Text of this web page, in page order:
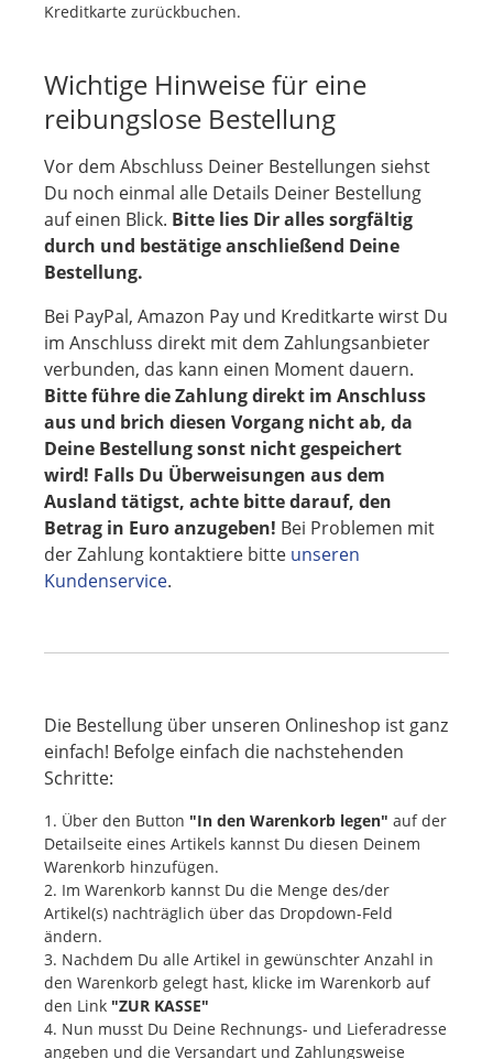
Kreditkarte zurückbuchen.
Wichtige Hinweise für eine
reibungslose Bestellung
Vor dem Abschluss Deiner Bestellungen siehst
Du noch einmal alle Details Deiner Bestellung
auf einen Blick. Bitte lies Dir alles sorgfältig
durch und bestätige anschließend Deine
Bestellung.
Bei PayPal, Amazon Pay und Kreditkarte wirst Du
im Anschluss direkt mit dem Zahlungsanbieter
verbunden, das kann einen Moment dauern.
Bitte führe die Zahlung direkt im Anschluss
aus und brich diesen Vorgang nicht ab, da
Deine Bestellung sonst nicht gespeichert
wird! Falls Du Überweisungen aus dem
Ausland tätigst, achte bitte darauf, den
Betrag in Euro anzugeben! Bei Problemen mit
der Zahlung kontaktiere bitte unseren
Kundenservice.
Die Bestellung über unseren Onlineshop ist ganz
einfach! Befolge einfach die nachstehenden
Schritte:
1. Über den Button "In den Warenkorb legen" auf der
Detailseite eines Artikels kannst Du diesen Deinem
Warenkorb hinzufügen.
2. Im Warenkorb kannst Du die Menge des/der
Artikel(s) nachträglich über das Dropdown-Feld
ändern.
3. Nachdem Du alle Artikel in gewünschter Anzahl in
den Warenkorb gelegt hast, klicke im Warenkorb auf
den Link "ZUR KASSE"
4. Nun musst Du Deine Rechnungs- und Lieferadresse
angeben und die Versandart und Zahlungsweise